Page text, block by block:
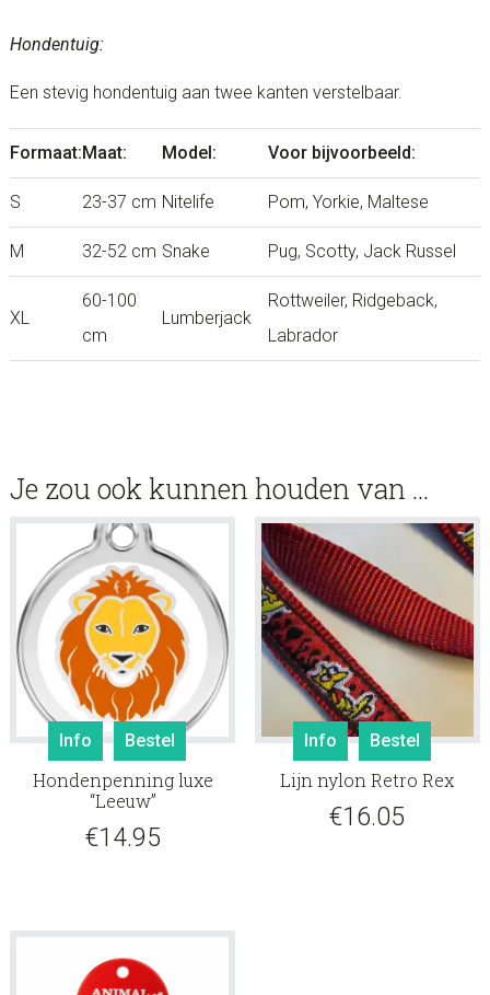
Hondentuig:
Een stevig hondentuig aan twee kanten verstelbaar.
Formaat:Maat: Model: Voor bijvoorbeeld:
S 23-37 cm Nitelife Pom, Yorkie, Maltese
M 32-52 cm Snake Pug, Scotty, Jack Russel
XL
60-100
cm
Lumberjack
Rottweiler, Ridgeback,
Labrador
Je zou ook kunnen houden van …
Info Bestel
Hondenpenning luxe
“Leeuw”
€14.95
Info Bestel
Dit
heeft
Lijn nylon Retro Rex
€16.05